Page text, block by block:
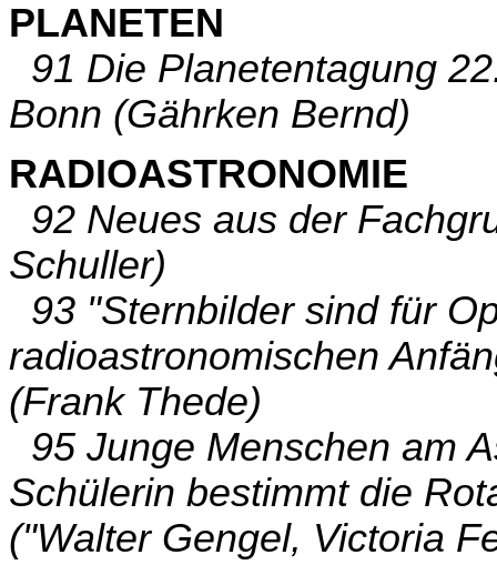
PLANETEN
91 Die Planetentagung
Bonn (Gährken Bernd)
RADIOASTRONOMIE
92 Neues aus der
Schuller)
93 "Sternbilder sind für
radioastronomischen
(Frank Thede)
95 Junge Menschen am
Schülerin bestimmt die
("Walter Gengel, Victoria